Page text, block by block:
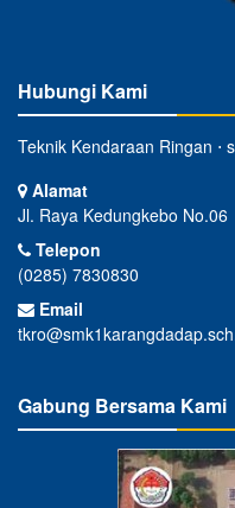
Hubungi Kami
Teknik Kendaraan Ringan ⋅
Alamat
Jl. Raya Kedungkebo No.06
Telepon
(0285) 7830830
Email
Gabung Bersama Kami